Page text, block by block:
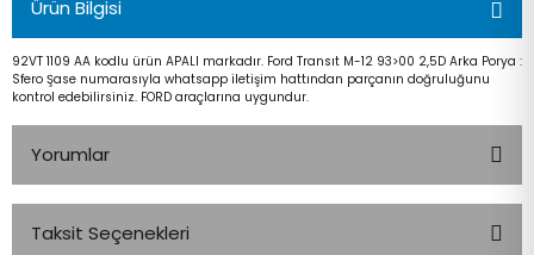
Ürün Bilgisi
92VT 1109 AA kodlu ürün APALI markadır. Ford Transıt M-12 93>00 2,5D Arka Porya :
Sfero Şase numarasıyla whatsapp iletişim hattından parçanın doğruluğunu
kontrol edebilirsiniz. FORD araçlarına uygundur.
Yorumlar
Taksit Seçenekleri